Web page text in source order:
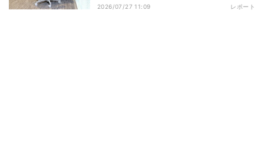
2026/07/27 11:09 レポート